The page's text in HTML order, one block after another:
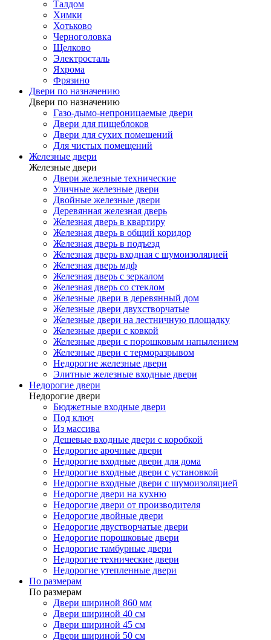
Талдом
Химки
Хотьково
Черноголовка
Щелково
Электросталь
Яхрома
Фрязино
Двери по назначению
Двери по назначению
Газо-дымо-непроницаемые двери
Двери для пищеблоков
Двери для сухих помещений
Для чистых помещений
Железные двери
Железные двери
Двери железные технические
Уличные железные двери
Двойные железные двери
Деревянная железная дверь
Железная дверь в квартиру
Железная дверь в общий коридор
Железная дверь в подъезд
Железная дверь входная с шумоизоляцией
Железная дверь мдф
Железная дверь с зеркалом
Железная дверь со стеклом
Железные двери в деревянный дом
Железные двери двухстворчатые
Железные двери на лестничную площадку
Железные двери с ковкой
Железные двери с порошковым напылением
Железные двери с терморазрывом
Недорогие железные двери
Элитные железные входные двери
Недорогие двери
Недорогие двери
Бюджетные входные двери
Под ключ
Из массива
Дешевые входные двери с коробкой
Недорогие арочные двери
Недорогие входные двери для дома
Недорогие входные двери с установкой
Недорогие входные двери с шумоизоляцией
Недорогие двери на кухню
Недорогие двери от производителя
Недорогие двойные двери
Недорогие двустворчатые двери
Недорогие порошковые двери
Недорогие тамбурные двери
Недорогие технические двери
Недорогие утепленные двери
По размерам
По размерам
Двери шириной 860 мм
Двери шириной 40 см
Двери шириной 45 см
Двери шириной 50 см